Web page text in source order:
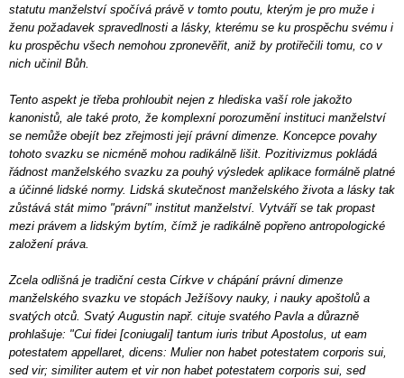
statutu manželství spočívá právě v tomto poutu, kterým je pro muže i
ženu požadavek spravedlnosti a lásky, kterému se ku prospěchu svému i
ku prospěchu všech nemohou zpronevěřit, aniž by protiřečili tomu, co v
nich učinil Bůh.
Tento aspekt je třeba prohloubit nejen z hlediska vaší role jakožto
kanonistů, ale také proto, že komplexní porozumění instituci manželství
se nemůže obejít bez zřejmosti její právní dimenze. Koncepce povahy
tohoto svazku se nicméně mohou radikálně lišit. Pozitivizmus pokládá
řádnost manželského svazku za pouhý výsledek aplikace formálně platné
a účinné lidské normy. Lidská skutečnost manželského života a lásky tak
zůstává stát mimo "právní" institut manželství. Vytváří se tak propast
mezi právem a lidským bytím, čímž je radikálně popřeno antropologické
založení práva.
Zcela odlišná je tradiční cesta Církve v chápání právní dimenze
manželského svazku ve stopách Ježíšovy nauky, i nauky apoštolů a
svatých otců. Svatý Augustin např. cituje svatého Pavla a důrazně
prohlašuje: "Cui fidei [coniugali] tantum iuris tribut Apostolus, ut eam
potestatem appellaret, dicens: Mulier non habet potestatem corporis sui,
sed vir; similiter autem et vir non habet potestatem corporis sui, sed